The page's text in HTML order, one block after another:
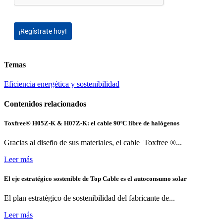
¡Regístrate hoy!
Temas
Eficiencia energética y sostenibilidad
Contenidos relacionados
Toxfree® H05Z-K & H07Z-K: el cable 90ºC libre de halógenos
Gracias al diseño de sus materiales, el cable Toxfree ®...
Leer más
El eje estratégico sostenible de Top Cable es el autoconsumo solar
El plan estratégico de sostenibilidad del fabricante de...
Leer más